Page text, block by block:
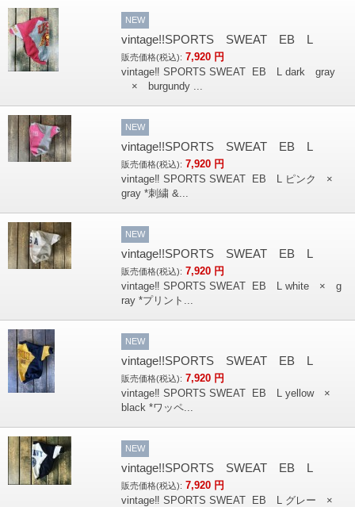
NEW
vintage!!SPORTS SWEAT EB L
販売価格(税込): 7,920 円
vintage‼︎ SPORTS SWEAT EB L dark gray
× burgundy ...
NEW
vintage!!SPORTS SWEAT EB L
販売価格(税込): 7,920 円
vintage‼︎ SPORTS SWEAT EB L ピンク ×
gray *刺繍 &...
NEW
vintage!!SPORTS SWEAT EB L
販売価格(税込): 7,920 円
vintage‼︎ SPORTS SWEAT EB L white × g
ray *プリント...
NEW
vintage!!SPORTS SWEAT EB L
販売価格(税込): 7,920 円
vintage‼︎ SPORTS SWEAT EB L yellow ×
black *ワッペ...
NEW
vintage!!SPORTS SWEAT EB L
販売価格(税込): 7,920 円
vintage‼︎ SPORTS SWEAT EB L グレー ×